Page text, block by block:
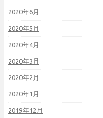
2020年6月
2020年5月
2020年4月
2020年3月
2020年2月
2020年1月
2019年12月